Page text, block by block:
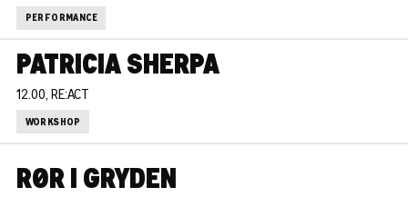
PERFORMANCE
PATRICIA SHERPA
12.00, RE:ACT
WORKSHOP
RØR I GRYDEN